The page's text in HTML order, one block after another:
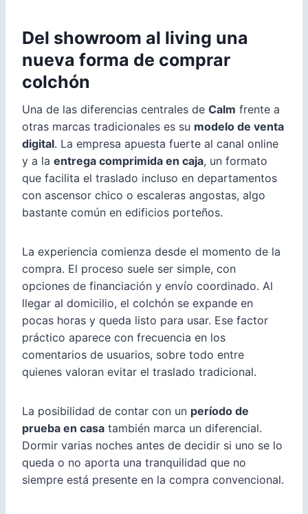
Del showroom al living una
nueva forma de comprar
colchón
Una de las diferencias centrales de Calm frente a
otras marcas tradicionales es su modelo de venta
digital. La empresa apuesta fuerte al canal online
y a la entrega comprimida en caja, un formato
que facilita el traslado incluso en departamentos
con ascensor chico o escaleras angostas, algo
bastante común en edificios porteños.
La experiencia comienza desde el momento de la
compra. El proceso suele ser simple, con
opciones de financiación y envío coordinado. Al
llegar al domicilio, el colchón se expande en
pocas horas y queda listo para usar. Ese factor
práctico aparece con frecuencia en los
comentarios de usuarios, sobre todo entre
quienes valoran evitar el traslado tradicional.
La posibilidad de contar con un período de
prueba en casa también marca un diferencial.
Dormir varias noches antes de decidir si uno se lo
queda o no aporta una tranquilidad que no
siempre está presente en la compra convencional.